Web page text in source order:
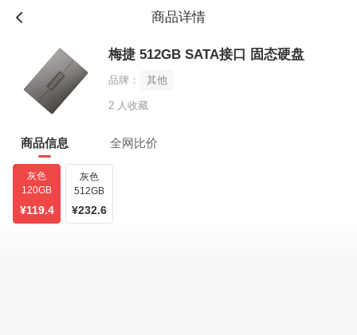
商品详情
梅捷 512GB SATA接口 固态硬盘
品牌： 其他
2 人收藏
商品信息 全网比价
灰色
120GB
¥119.4
灰色
512GB
¥232.6